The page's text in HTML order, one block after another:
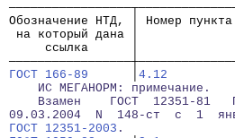
Обозначение НТД, │ Номер
на который дана │
ссылка      │
ГОСТ 166-89
4.12
    ИС МЕГАНОРМ: примечание.
Взамен    ГОСТ  12351-81
09.03.2004  N  148-ст  с  1
ГОСТ 12351-2003 .